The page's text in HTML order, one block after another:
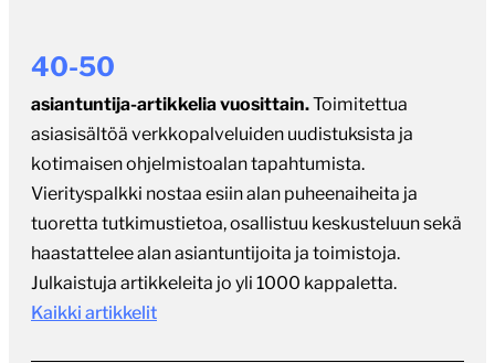
40-50
asiantuntija-artikkelia vuosittain.Toimitettua
asiasisältöä verkkopalveluiden uudistuksista ja
kotimaisen ohjelmistoalan tapahtumista.
Vierityspalkki nostaa esiin alan puheenaiheita ja
tuoretta tutkimustietoa, osallistuu keskusteluun sekä
haastattelee alan asiantuntijoita ja toimistoja.
Julkaistuja artikkeleita jo yli 1000 kappaletta.
Kaikki artikkelit